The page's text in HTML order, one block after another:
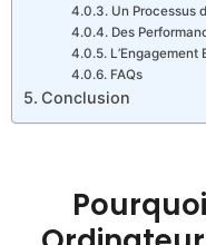
Un Processus
Des
L’Engagement
FAQs
Conclusion